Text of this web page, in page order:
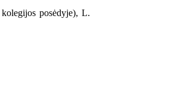
posėdyje), L.